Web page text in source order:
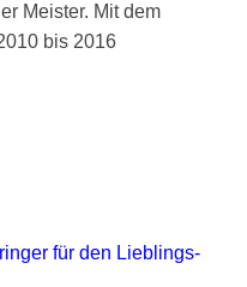
Meister. Mit dem
bis 2016
für den Lieblings-